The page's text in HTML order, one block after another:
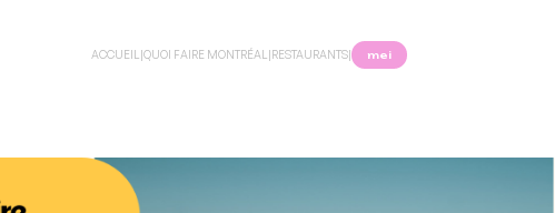
ACCUEIL |QUOI FAIRE MONTRÉAL |RESTAURANTS| mei